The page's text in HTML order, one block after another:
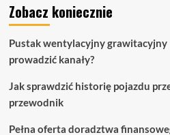
Zobacz koniecznie
Pustak wentylacyjny grawitacyjny
prowadzić kanały?
Jak sprawdzić historię pojazdu
przewodnik
Pełna oferta doradztwa